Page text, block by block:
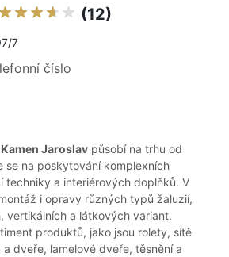
(12)
7
číslo
Jaroslav působí na trhu od
se na poskytování komplexních
techniky a interiérových doplňků. V
i opravy různých typů žaluzií,
vertikálních a látkových variant.
produktů, jako jsou rolety, sítě
dveře, lamelové dveře, těsnění a